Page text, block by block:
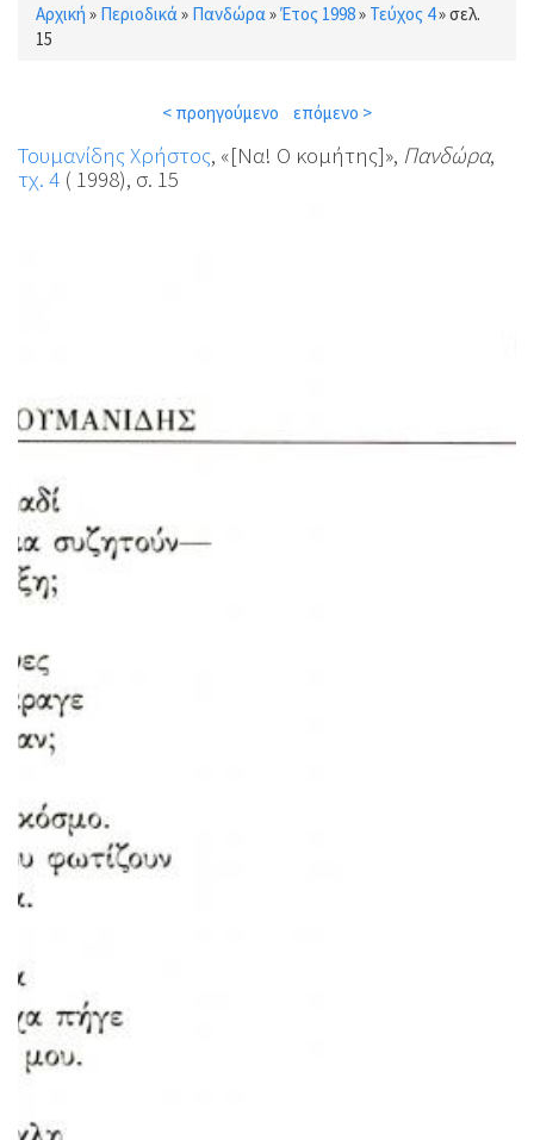
Είστε εδώ
Αρχική » Περιοδικά » Πανδώρα »Έτος 1998» Τεύχος 4»σελ.
15
< προηγούμενο επόμενο >
Τουμανίδης Χρήστος, «[Να! Ο κομήτης]», Πανδώρα,
τχ. 4 ( 1998), σ. 15